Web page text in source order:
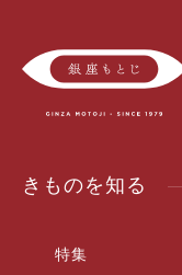
きものを知る
特集